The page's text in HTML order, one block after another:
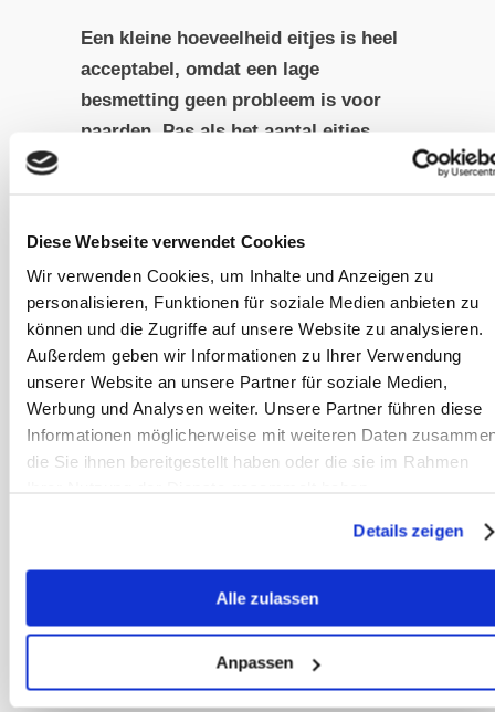
Diese Webseite verwendet Cookies
Wir verwenden Cookies, um Inhalte und Anzeigen zu
personalisieren, Funktionen für soziale Medien anbieten zu
können und die Zugriffe auf unsere Website zu analysieren.
Außerdem geben wir Informationen zu Ihrer Verwendung
unserer Website an unsere Partner für soziale Medien,
Werbung und Analysen weiter. Unsere Partner führen diese
Informationen möglicherweise mit weiteren Daten
die Sie ihnen bereitgestellt haben oder die sie im Rahmen
Details zeigen
Alle zulassen
Anpassen
Een kleine hoeveelheid eitjes is heel
acceptabel, omdat een lage
besmetting geen probleem is voor
paarden. Pas als het aantal eitjes
wormbesmetting heeft waartegen
zijn immuunsysteem niet langer
zelfstandig is opgewassen.
Alternatieven voor medicatie
Als de eitellingen zich op en
grenswaarde bevinden, is het heel
goed mogelijk om eerst met
te werken. In de volksgeneeskunde
staan sommige planten en het
bijenhars propolis bekend om hun
wormwerende werking. Momenteel
wordt er een onderzoek uitgevoerd
naar de wormwerende werking van